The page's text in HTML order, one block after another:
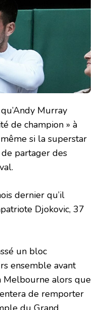
Murray
de champion » à
si la superstar
partager des
dernier qu’il
Djokovic, 37
un bloc
ensemble avant
Melbourne alors que
de remporter